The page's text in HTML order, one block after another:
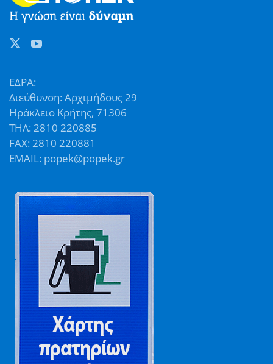
ΕΔΡΑ:
Διεύθυνση: Αρχιμήδους 29
Ηράκλειο Κρήτης, 71306
ΤΗΛ: 2810 220885
FAX: 2810 220881
EMAIL: popek@popek.gr